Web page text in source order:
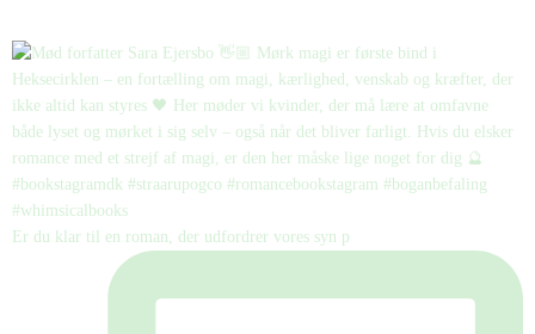
Er du klar til en roman, der udfordrer vores syn p